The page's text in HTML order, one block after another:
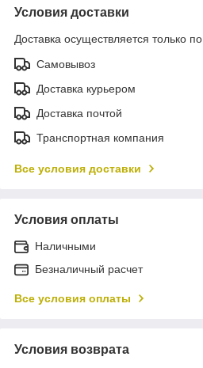
Условия доставки
Доставка осуществляется только
Самовывоз
Доставка курьером
Доставка почтой
Транспортная компания
Все условия доставки
Условия оплаты
Наличными
Безналичный расчет
Все условия оплаты
Условия возврата